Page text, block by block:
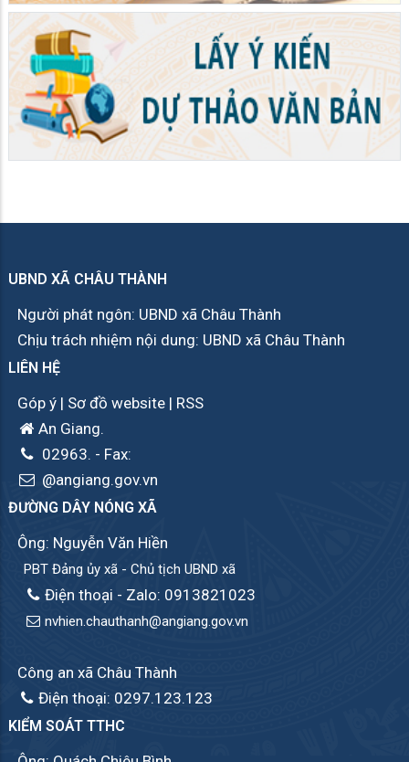
UBND XÃ CHÂU THÀNH
Người phát ngôn: UBND xã Châu Thành
Chịu trách nhiệm nội dung: UBND xã Châu Thành
LIÊN HỆ
Góp ý | Sơ đồ website | RSS
An Giang.
02963. - Fax:
@angiang.gov.vn
ĐƯỜNG DÂY NÓNG XÃ
Ông: Nguyễn Văn Hiền
PBT Đảng ủy xã - Chủ tịch UBND xã
Điện thoại - Zalo: 0913821023
nvhien.chauthanh@angiang.gov.vn
Công an xã Châu Thành
Điện thoại: 0297.123.123
KIỂM SOÁT TTHC